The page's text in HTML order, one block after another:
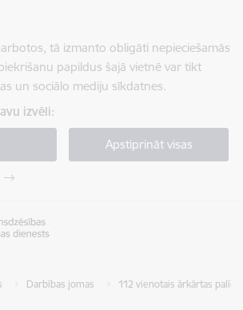
tā izmanto obligāti nepieciešamās
papildus šajā vietnē var tikt
un sociālo mediju sīkdatnes.
izvēli:
Apstiprināt visas
Darbības jomas 112 vienotais ārkārtas